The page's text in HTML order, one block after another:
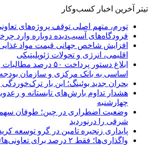
تیتر آخرین اخبار کسب‌وکار
تورم، متهم اصلی توقف پروژه‌های
فرودگاه‌های آسیب‌دیده دوباره وارد
افزایش شاخص جهانی قیمت مواد غذایی
اقلیمی، انرژی و تحولات ژئوپلیتیکی
ابلاغ دستور پرداخت ۵۰
اساسی به بانک مرکزی و سازمان بودجه
بحران جدید بوئینگ؛ این بار ترک‌خوردگی بدنه
چهارشنبه
وضعیت اضطراری در چین؛ طوفان
شرقی را درنوردید
پایداری زنجیره تامین در گرو توسعه
واگذاری‌ها؛ فقط ۲ درصد